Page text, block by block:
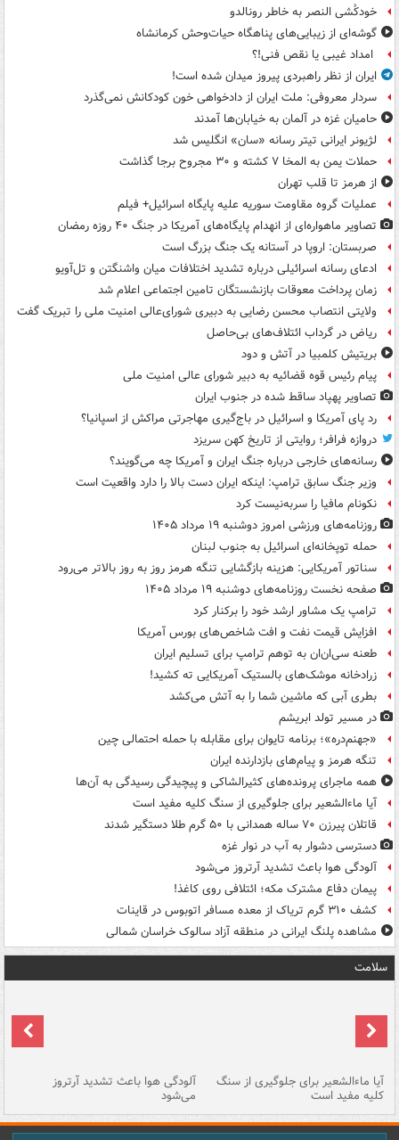
خودکُشی النصر به خاطر رونالدو
گوشه‌ای از زیبایی‌های پناهگاه‌ حیات‌وحش کرمانشاه
امداد غیبی یا نقص فنی!؟
ایران از نظر راهبردی پیروز میدان شده است!
سردار معروفی: ملت ایران از دادخواهی خون کودکانش نمی‌گذرد
حامیان غزه در آلمان به خیابان‌ها آمدند
لژیونر ایرانی تیتر رسانه «سان» انگلیس شد
حملات یمن به المخا ۷ کشته و ۳۰ مجروح برجا گذاشت
از هرمز تا قلب تهران
عملیات گروه مقاومت سوریه علیه پایگاه اسرائیل+ فیلم
تصاویر ماهواره‌ای از انهدام پایگاه‌های آمریکا در جنگ ۴۰ روزه رمضان
صربستان: اروپا در آستانه یک جنگ بزرگ است
ادعای رسانه اسرائیلی درباره تشدید اختلافات میان واشنگتن و تل‌آویو
زمان پرداخت معوقات بازنشستگان تامین اجتماعی اعلام شد
ولایتی انتصاب محسن رضایی به دبیری شورای‌عالی امنیت ملی را تبریک گفت
ریاض در گرداب ائتلاف‌های بی‌حاصل
بریتیش کلمبیا در آتش و دود
پیام رئیس قوه قضائیه به دبیر شورای عالی امنیت ملی
تصاویر پهپاد ساقط شده در جنوب ایران
رد پای آمریکا و اسرائیل در باج‌گیری مهاجرتی مراکش از اسپانیا؟
دروازه فرافر؛ روایتی از تاریخ کهن سریزد
رسانه‌های خارجی درباره جنگ ایران و آمریکا چه می‌گویند؟
وزیر جنگ سابق ترامپ: اینکه ایران دست بالا را دارد واقعیت است
نکونام مافیا را سربه‌نیست کرد
روزنامه‌های ورزشی امروز دوشنبه ۱۹ مرداد ۱۴۰۵
حمله توپخانه‌ای اسرائیل به جنوب لبنان
سناتور آمریکایی: هزینه بازگشایی تنگه هرمز روز به روز بالاتر می‌رود
صفحه نخست روزنامه‌های دوشنبه ۱۹ مرداد ۱۴۰۵
ترامپ یک مشاور ارشد خود را برکنار کرد
افزایش قیمت نفت و افت شاخص‌های بورس آمریکا
طعنه سی‌ان‌ان به توهم ترامپ برای تسلیم ایران
زرادخانه موشک‌های بالستیک آمریکایی ته کشید!
بطری آبی که ماشین شما را به آتش می‌کشد
در مسیر تولد ابریشم
«جهنم‌دره»؛ برنامه تایوان برای مقابله با حمله احتمالی چین
تنگه هرمز و پیام‌های بازدارنده ایران
همه ماجرای پرونده‌های کثیرالشاکی و پیچیدگی رسیدگی به آن‌ها
آیا ماءالشعیر برای جلوگیری از سنگ کلیه مفید است
قاتلان پیرزن ۷۰ ساله همدانی با ۵۰ گرم طلا دستگیر شدند
دسترسی دشوار به آب در نوار غزه
آلودگی هوا باعث تشدید آرتروز می‌شود
پیمان دفاع مشترک مکه؛ ائتلافی روی کاغذ!
کشف ۳۱۰ گرم تریاک از معده مسافر اتوبوس در قاینات
مشاهده پلنگ ایرانی در منطقه آزاد سالوک خراسان شمالی
سلامت
آیا ماءالشعیر برای جلوگیری از سنگ
کلیه مفید است
آلودگی هوا باعث تشدید آرتروز
می‌شود